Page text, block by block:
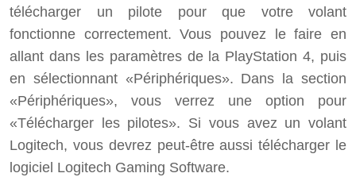
télécharger un pilote pour que votre volant
fonctionne correctement. Vous pouvez le faire en
allant dans les paramètres de la PlayStation 4, puis
en sélectionnant «Périphériques». Dans la section
«Périphériques», vous verrez une option pour
«Télécharger les pilotes». Si vous avez un volant
Logitech, vous devrez peut-être aussi télécharger le
logiciel Logitech Gaming Software.